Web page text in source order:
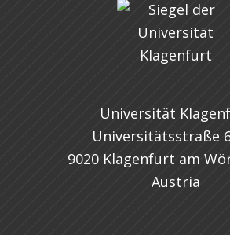
Universität
Universitätsstraße
9020 Klagenfurt am
Austria